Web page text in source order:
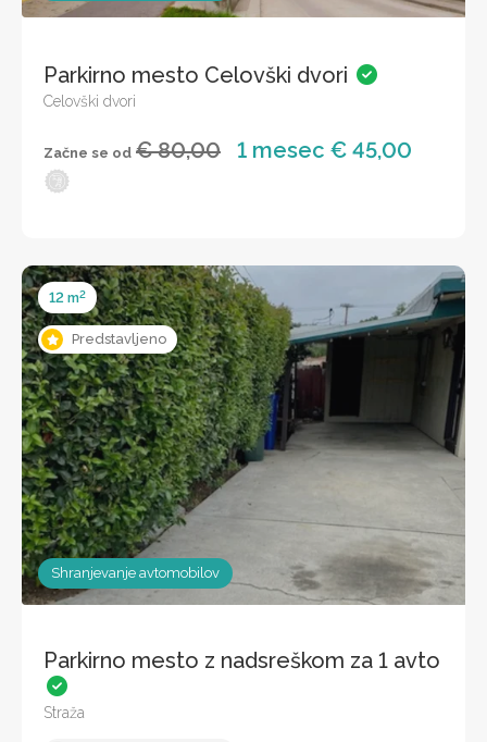
Parkirno mesto Celovški dvori
Celovški dvori
Začne se od € 80,00 1 mesec € 45,00
Predstavljeno
12 m2
Shranjevanje avtomobilov
Parkirno mesto z nadsreškom za 1 avto
Straža